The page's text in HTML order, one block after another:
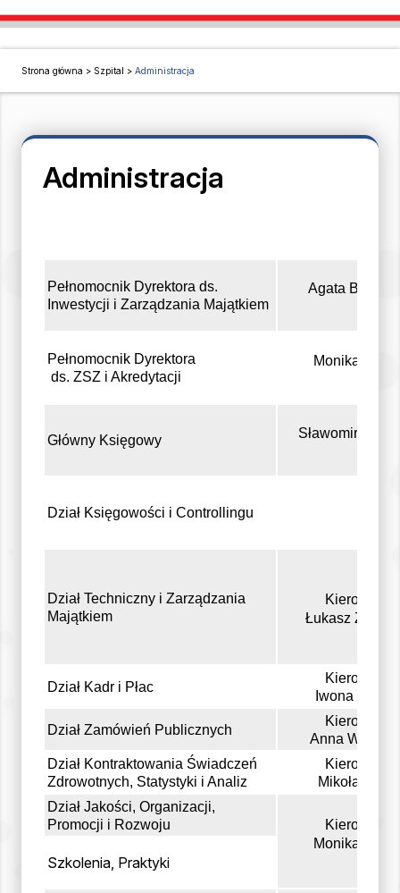
Strona główna > Szpital > Administracja
Administracja
Pełnomocnik Dyrektora ds.
Inwestycji i Zarządzania Majątkiem
Agata
Pełnomocnik Dyrektora
ds. ZSZ i Akredytacji
Monika Teska
Główny Księgowy Sławomir
Dział Księgowości i Controllingu
Dział Techniczny i Zarządzania
Majątkiem
Kierownik
Łukasz
Dział Kadr i Płac
Kierownik
Iwona Chołaj
Dział Zamówień Publicznych
Kierownik
Anna
Dział Kontraktowania Świadczeń
Zdrowotnych, Statystyki i Analiz
Kierownik
Mikołaj Ciaś
Dział Jakości, Organizacji,
Promocji i Rozwoju
Kierownik
Monika Teska
Szkolenia, Praktyki